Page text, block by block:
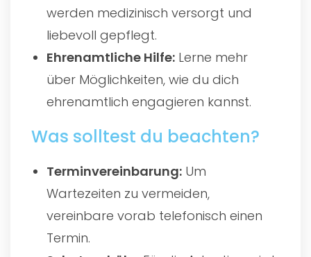
werden medizinisch versorgt und
liebevoll gepflegt.
Ehrenamtliche Hilfe: Lerne mehr
über Möglichkeiten, wie du dich
ehrenamtlich engagieren kannst.
Was solltest du beachten?
Terminvereinbarung: Um
Wartezeiten zu vermeiden,
vereinbare vorab telefonisch einen
Termin.